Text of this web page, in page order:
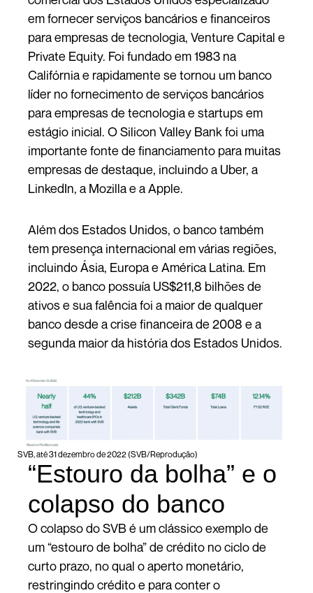
em fornecer serviços bancários e financeiros
para empresas de tecnologia, Venture Capital e
Private Equity. Foi fundado em 1983 na
Califórnia e rapidamente se tornou um banco
líder no fornecimento de serviços bancários
para empresas de tecnologia e startups em
estágio inicial. O Silicon Valley Bank foi uma
importante fonte de financiamento para muitas
empresas de destaque, incluindo a Uber, a
LinkedIn, a Mozilla e a Apple.
Além dos Estados Unidos, o banco também
tem presença internacional em várias regiões,
incluindo Ásia, Europa e América Latina. Em
2022, o banco possuía US$211,8 bilhões de
ativos e sua falência foi a maior de qualquer
banco desde a crise financeira de 2008 e a
segunda maior da história dos Estados Unidos.
SVB, até 31 dezembro de 2022 (SVB/Reprodução)
“Estouro da bolha” e o
colapso do banco
O colapso do SVB é um clássico exemplo de
um “estouro de bolha” de crédito no ciclo de
curto prazo, no qual o aperto monetário,
restringindo crédito e para conter o